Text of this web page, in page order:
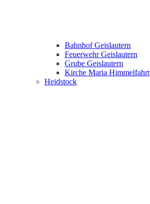
Bahnhof Geislautern
Feuerwehr Geislautern
Grube Geislautern
Kirche Maria Himmelfahrt
Heidstock